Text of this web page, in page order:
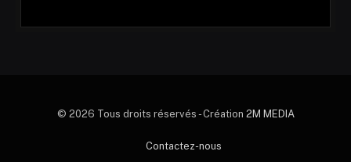
© 2026 Tous droits réservés - Création 2M MEDIA
Contactez-nous